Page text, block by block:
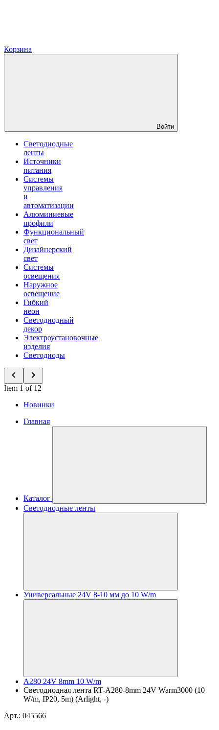
Корзина
Войти
Светодиодные
ленты
Источники
питания
Системы
управления
и
автоматизации
Алюминиевые
профили
Функциональный
свет
Дизайнерский
свет
Системы
освещения
Наружное
освещение
Гибкий
неон
Светодиодный
декор
Электроустановочные
изделия
Светодиоды
Item 1 of 12
Новинки
Главная
Каталог
Светодиодные ленты
Универсальные 24V 8-10 мм до 10 W/m
A280 24V 8mm 10 W/m
Светодиодная лента RT-A280-8mm 24V Warm3000 (10
W/m, IP20, 5m) (Arlight, -)
Арт.: 045566